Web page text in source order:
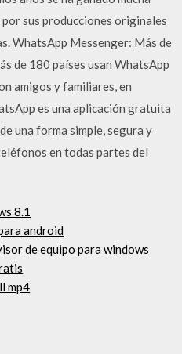
sus producciones originales
WhatsApp Messenger: Más de
de 180 países usan WhatsApp
amigos y familiares, en
es una aplicación gratuita
una forma simple, segura y
en todas partes del
8.1
android
de equipo para windows
mp4